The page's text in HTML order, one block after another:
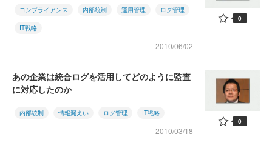
コンプライアンス 内部統制 運用管理 ログ管理
IT戦略
2010/06/02
0
あの企業は統合ログを活用してどのように監査
に対応したのか
内部統制 情報漏えい ログ管理 IT戦略
2010/03/18
0